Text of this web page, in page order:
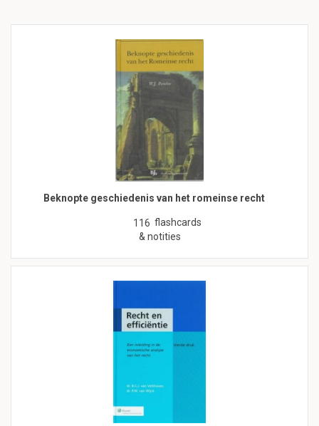
Beknopte geschiedenis van het romeinse recht
116 flashcards
& notities